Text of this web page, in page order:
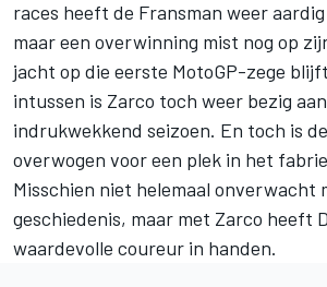
races heeft de Fransman weer
maar een overwinning mist nog op
jacht op die eerste MotoGP-zege
intussen is Zarco toch weer bezig
indrukwekkend seizoen. En toch is
overwogen voor een plek in het
Misschien niet helemaal onverwacht
geschiedenis, maar met Zarco heeft
waardevolle coureur in handen.